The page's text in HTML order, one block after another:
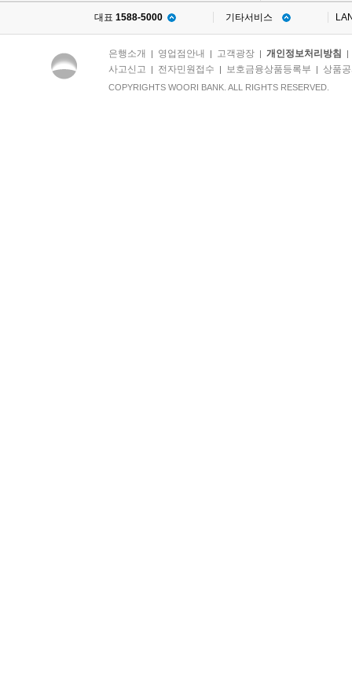
대표 1588-5000 기타서비스
은행소개 | 영업점안내 | 고객광장| 개인정보처리방침
사고신고 | 전자민원접수 | 보호금융상품등록부 | 상품
COPYRIGHTS WOORI BANK. ALL RIGHTS RESERVED.